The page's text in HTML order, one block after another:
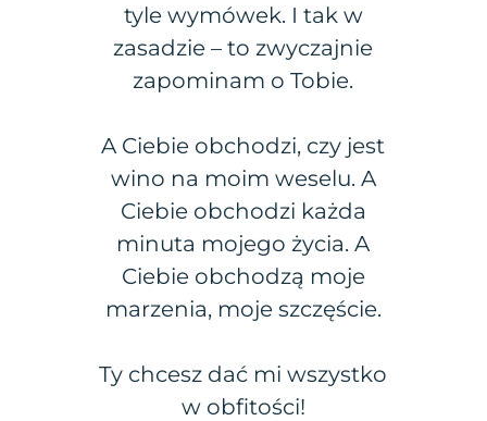
tyle wymówek. I tak w
zasadzie – to zwyczajnie
zapominam o Tobie.
A Ciebie obchodzi, czy jest
wino na moim weselu. A
Ciebie obchodzi każda
minuta mojego życia. A
Ciebie obchodzą moje
marzenia, moje szczęście.
Ty chcesz dać mi wszystko
w obfitości!